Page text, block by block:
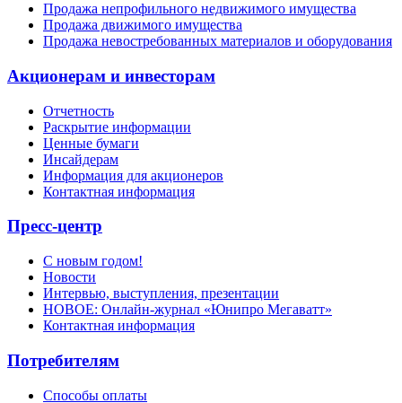
Продажа непрофильного недвижимого имущества
Продажа движимого имущества
Продажа невостребованных материалов и оборудования
Акционерам и инвесторам
Отчетность
Раскрытие информации
Ценные бумаги
Инсайдерам
Информация для акционеров
Контактная информация
Пресс-центр
С новым годом!
Новости
Интервью, выступления, презентации
НОВОЕ: Онлайн-журнал «Юнипро Мегаватт»
Контактная информация
Потребителям
Способы оплаты